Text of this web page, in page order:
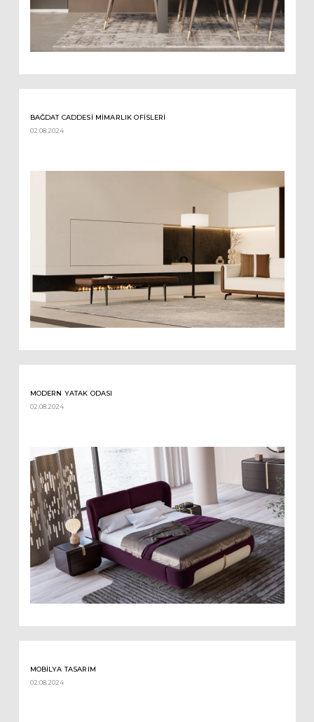
BAĞDAT CADDESI MIMARLIK OFISLERI
02.08.2024
MODERN YATAK ODASI
02.08.2024
MOBILYA TASARIM
02.08.2024